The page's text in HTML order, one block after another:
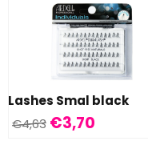
Lashes Smal black
€4,63 €3,70